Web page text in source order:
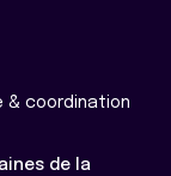
& coordination
de la